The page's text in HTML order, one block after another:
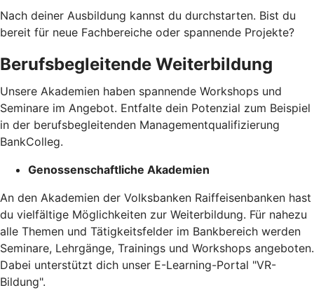
Nach deiner Ausbildung kannst du durchstarten. Bist du
bereit für neue Fachbereiche oder spannende Projekte?
Berufsbegleitende Weiterbildung
Unsere Akademien haben spannende Workshops und
Seminare im Angebot. Entfalte dein Potenzial zum Beispiel
in der berufsbegleitenden Managementqualifizierung
BankColleg.
Genossenschaftliche Akademien
An den Akademien der Volksbanken Raiffeisenbanken hast
du vielfältige Möglichkeiten zur Weiterbildung. Für nahezu
alle Themen und Tätigkeitsfelder im Bankbereich werden
Seminare, Lehrgänge, Trainings und Workshops angeboten.
Dabei unterstützt dich unser E-Learning-Portal "VR-
Bildung".